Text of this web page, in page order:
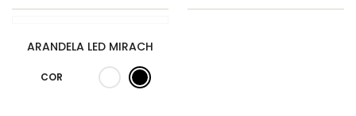
ARANDELA LED MIRACH
COR